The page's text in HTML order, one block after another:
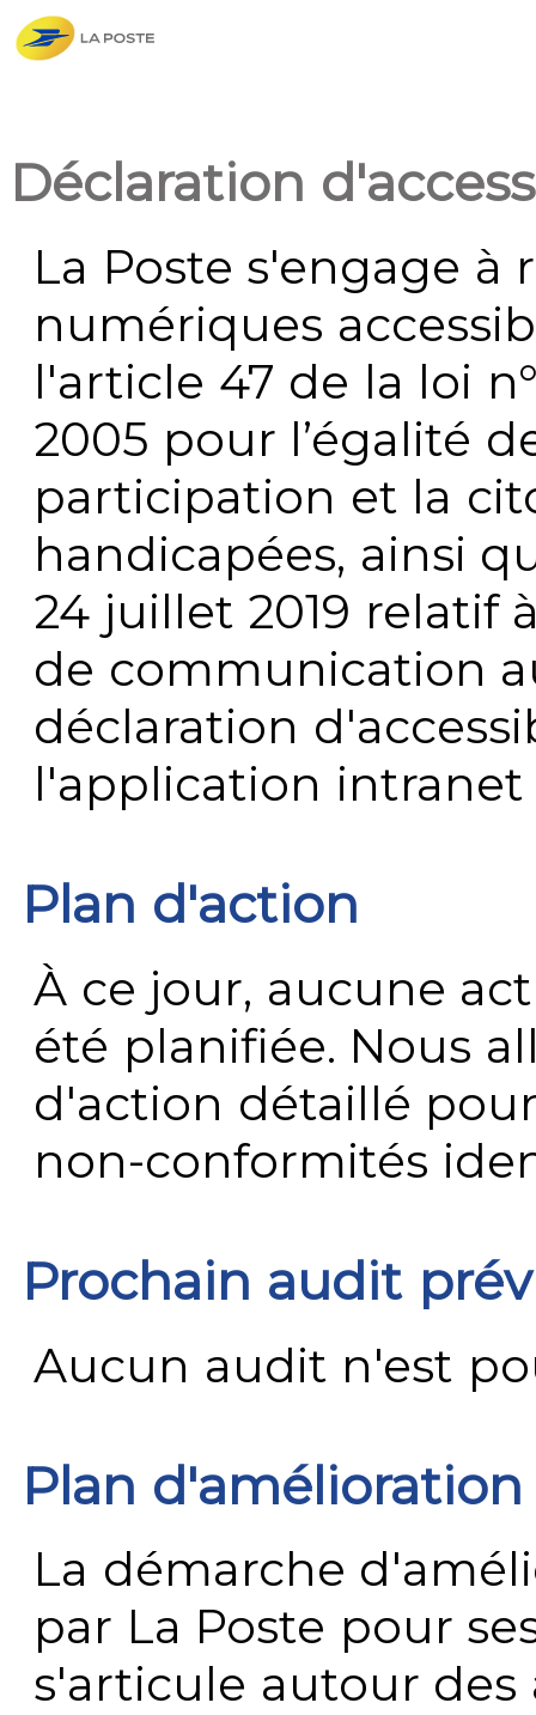
Déclaration
La Poste s'engage à
numériques
l'article 47 de la loi
2005 pour l’égalité
participation et la
handicapées, ainsi
24 juillet 2019 relatif
de communication
déclaration
l'application
Plan d'action
À ce jour, aucune
été planifiée. Nous
d'action détaillé
non-conformités
Prochain audit
Aucun audit n'est
Plan
La démarche
par La Poste pour
s'articule autour des